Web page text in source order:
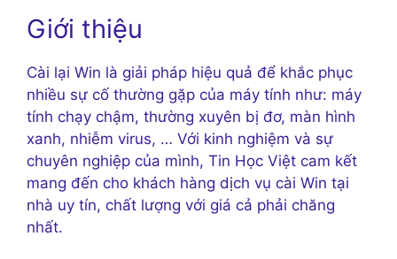
Giới thiệu
Cài lại Win là giải pháp hiệu quả để khắc phục
nhiều sự cố thường gặp của máy tính như: máy
tính chạy chậm, thường xuyên bị đơ, màn hình
xanh, nhiễm virus, … Với kinh nghiệm và sự
chuyên nghiệp của mình, Tin Học Việt cam kết
mang đến cho khách hàng dịch vụ cài Win tại
nhà uy tín, chất lượng với giá cả phải chăng
nhất.